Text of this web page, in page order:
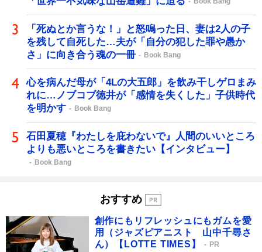
「死ぬとか言うな！」と怒鳴った日、妻は2人の子
を残して自死した…夫が「自分の犯した罪や愚か
さ」に向き合う魂の一冊
Book Bang
心を病んだ母が「4Lの大五郎」を飲み干しゲロまみ
れに…ノブコブ徳井が「感情を失くした」子供時代
を明かす
Book Bang
石田夏穂『わたしを庇わないで』人間のいいところ
よりも悪いところを書きたい【インタビュー】
Book Bang
おすすめ
創作にもリフレッシュにもガムを愛
用（ジャズピアニスト 山中千尋さ
ん）【LOTTE TIMES】
PR